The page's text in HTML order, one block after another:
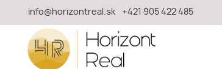
info@horizontreal.sk +421 905 422 485